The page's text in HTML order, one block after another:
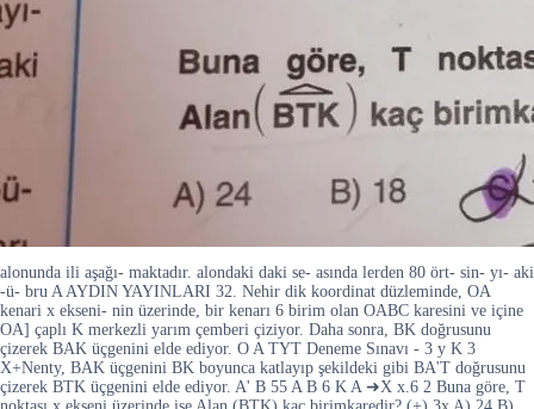
alonunda ili aşağı- maktadır. alondaki daki se- asında lerden 80 ört- sin- yı- aki
-ü- bru A AYDIN YAYINLARI 32. Nehir dik koordinat düzleminde, OA
kenari x ekseni- nin üzerinde, bir kenarı 6 birim olan OABC karesini ve içine
OA] çaplı K merkezli yarım çemberi çiziyor. Daha sonra, BK doğrusunu
çizerek BAK üçgenini elde ediyor. O A TYT Deneme Sınavı - 3 y K 3
X+Nenty, BAK üçgenini BK boyunca katlayıp şekildeki gibi BA'T doğrusunu
çizerek BTK üçgenini elde ediyor. A' B 55 A B 6 K A ➜X x.6 2 Buna göre, T